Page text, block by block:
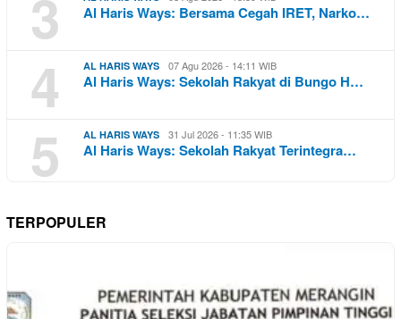
3 Al Haris Ways: Bersama Cegah IRET, Narko…
4 AL HARIS WAYS 07 Agu 2026 - 14:11 WIB
Al Haris Ways: Sekolah Rakyat di Bungo H…
5 AL HARIS WAYS 31 Jul 2026 - 11:35 WIB
Al Haris Ways: Sekolah Rakyat Terintegra…
TERPOPULER